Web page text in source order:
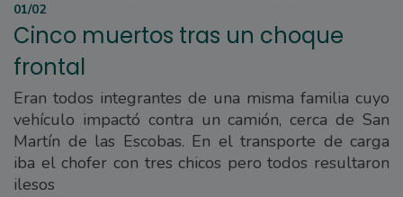
01/02
Cinco muertos tras un choque
frontal
Eran todos integrantes de una misma familia cuyo
vehículo impactó contra un camión, cerca de San
Martín de las Escobas. En el transporte de carga
iba el chofer con tres chicos pero todos resultaron
ilesos